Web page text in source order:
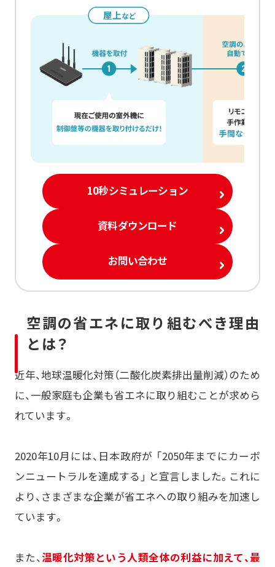
10秒シミュレーション
資料ダウンロード
お問い合わせ
空調の省エネに取り組むべき理由
とは？
近年、地球温暖化対策（二酸化炭素排出量削減）のため
に、一般家庭も企業も省エネに取り組むことが求めら
れています。
2020年10月には、日本政府が 「2050年までにカーボ
ンニュートラルを達成する」 と宣言しました。これに
より、さまざまな企業が省エネへの取り組みを加速し
ています。
また、温暖化対策という人類全体の利益に加えて、最